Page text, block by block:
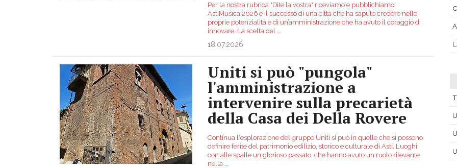
Per la nostra rubrica "Dite la vostra" riceviamo e pubblichiamo
AstiMusica 2026 è il successo di una città che ha saputo credere nelle
proprie potenzialità e di un’amministrazione che ha avuto il coraggio di
innovare. La scelta del
18.07.2026
Uniti si può "pungola"
l'amministrazione a
intervenire sulla precarietà
della Casa dei Della Rovere
Continua l'esplorazione del gruppo Uniti si può in quelle che si possono
definire ferite del patrimonio edilizio, storico e culturale di Asti. Luoghi
con alle spalle un glorioso passato, che hanno avuto un ruolo rilevante
nella